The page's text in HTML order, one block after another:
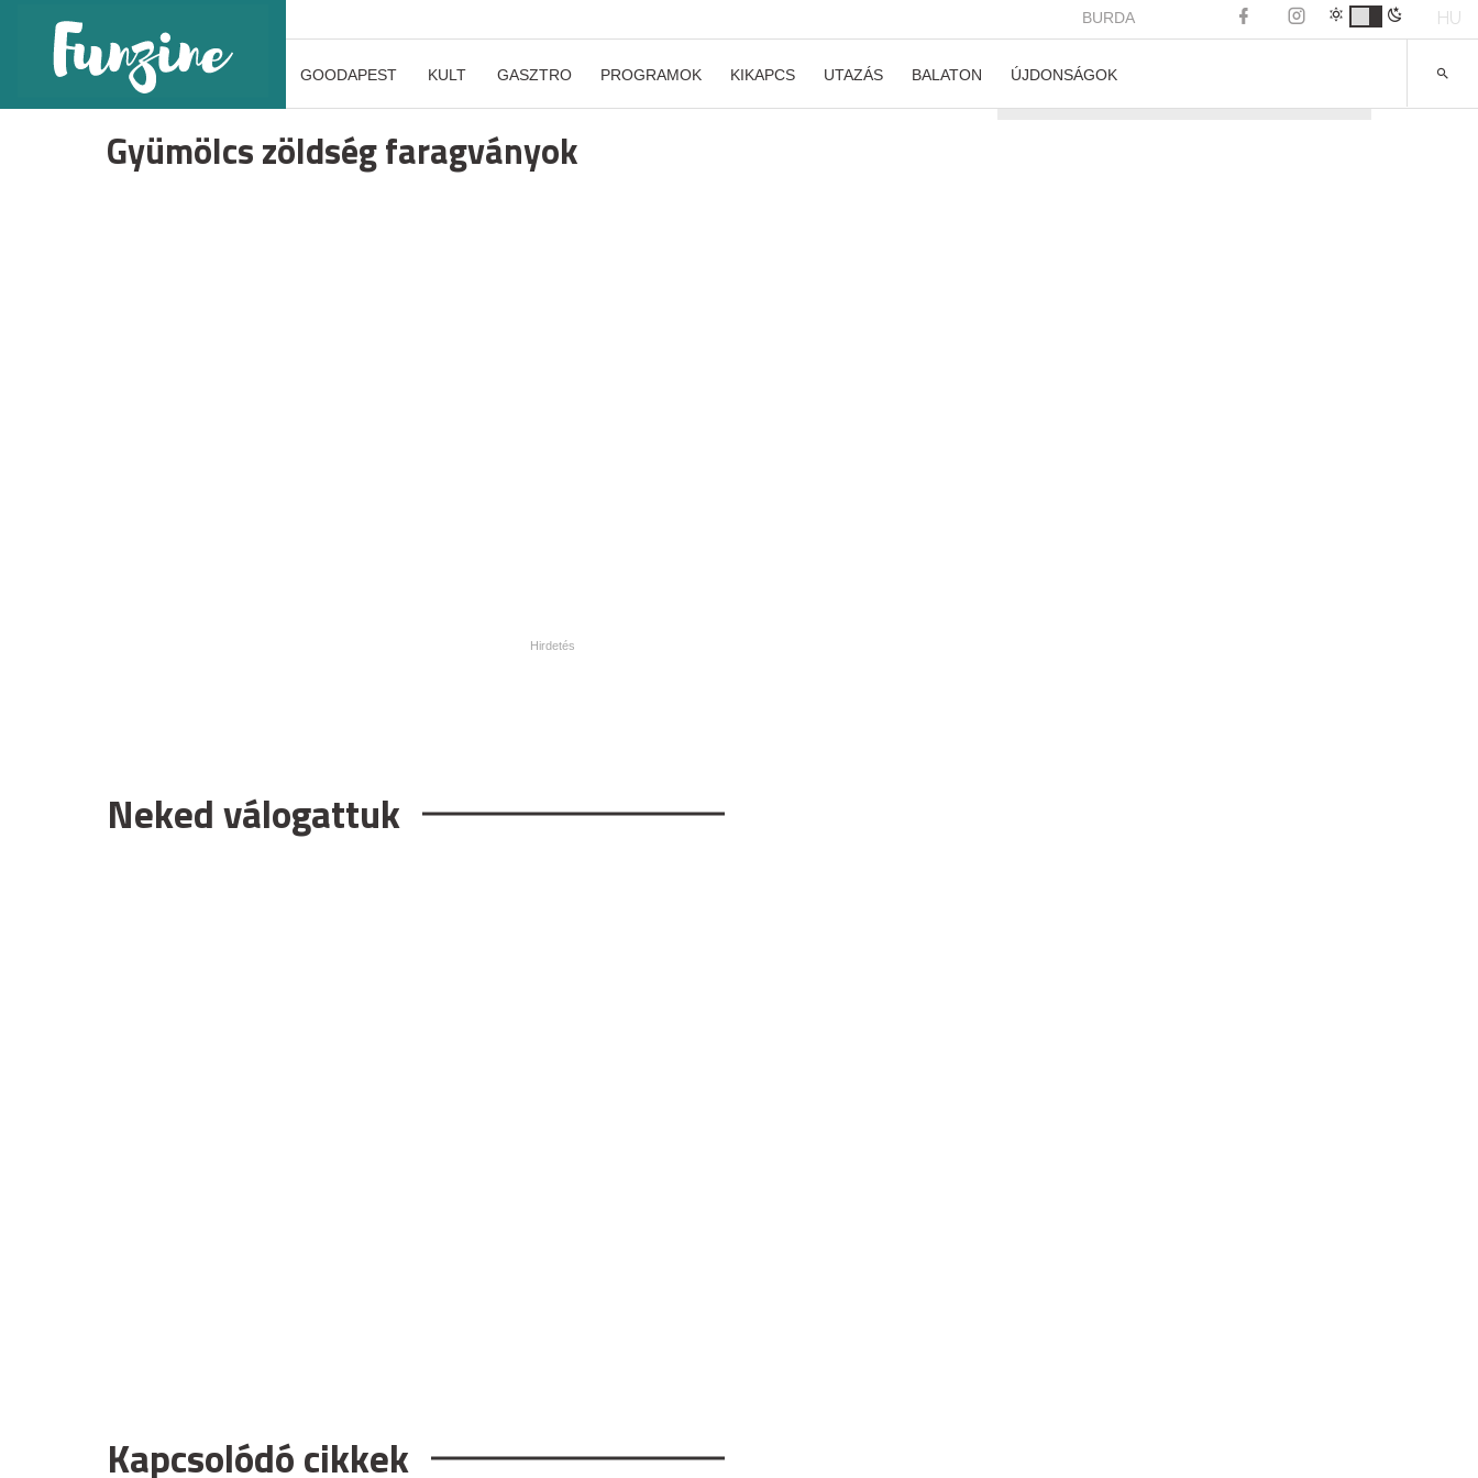
BURDA HU
GOODAPEST KULT GASZTRO PROGRAMOK KIKAPCS UTAZÁS BALATON ÚJDONSÁGOK
Gyümölcs zöldség faragványok
Neked válogattuk
Kapcsolódó cikkek